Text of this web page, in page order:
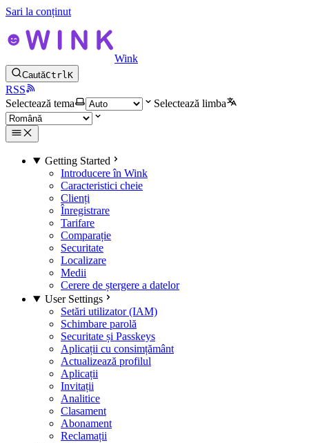
Sari la conținut
Wink
CautăCtrlK
RSS
Selectează tema
Selectează limba
Getting Started
Introducere în Wink
Caracteristici cheie
Clienți
Înregistrare
Tarifare
Comparație
Securitate
Localizare
Medii
Cerere de ștergere a datelor
User Settings
Setări utilizator (IAM)
Schimbare parolă
Securitate și Passkeys
Aplicații cu consimțământ
Actualizează profilul
Aplicații
Invitații
Analitice
Clasament
Abonament
Reclamații